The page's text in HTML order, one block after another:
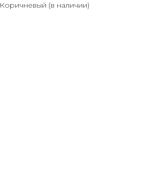
Коричневый (в наличии)